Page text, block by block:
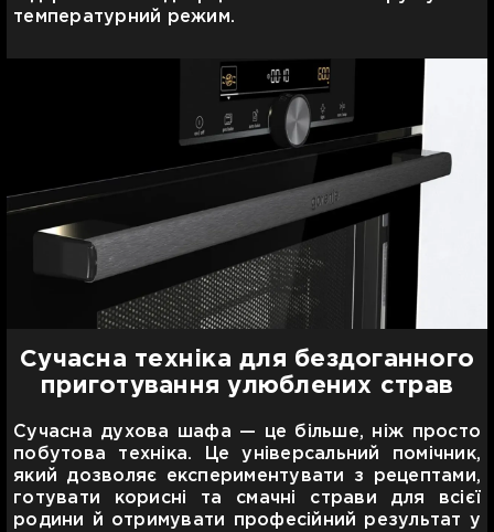
температурний режим.
Сучасна техніка для бездоганного
приготування улюблених страв
Сучасна духова шафа — це більше, ніж просто
побутова техніка. Це універсальний помічник,
який дозволяє експериментувати з рецептами,
готувати корисні та смачні страви для всієї
родини й отримувати професійний результат у